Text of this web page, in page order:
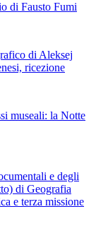
di Fausto Fumi
di Aleksej
ricezione
museali: la Notte
e degli
di Geografia
e terza missione